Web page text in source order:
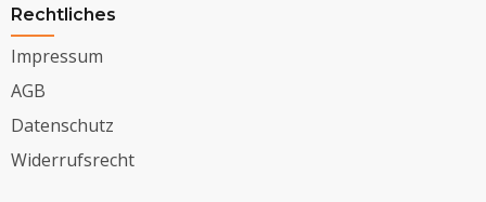
Rechtliches
Impressum
AGB
Datenschutz
Widerrufsrecht